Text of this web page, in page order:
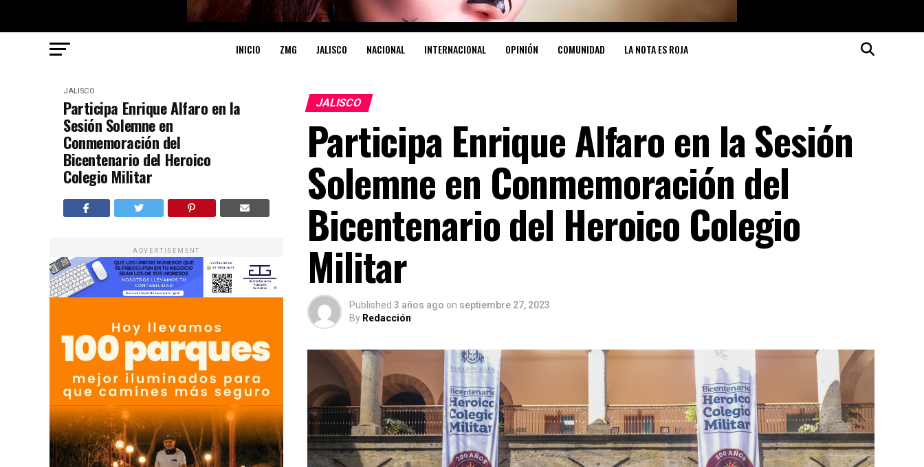
INICIO ZMG JALISCO NACIONAL INTERNACIONAL OPINIÓN COMUNIDAD LA NOTA ES ROJA
JALISCO
Participa Enrique Alfaro en la
Sesión Solemne en
Conmemoración del
Bicentenario del Heroico
Colegio Militar
ADVERTISEMENT
JALISCO
Participa Enrique Alfaro en la Sesión
Solemne en Conmemoración del
Bicentenario del Heroico Colegio
Militar
Published 3 años ago on septiembre 27, 2023
By Redacción